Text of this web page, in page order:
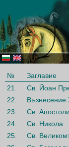
№
Заглавие
21.
Св. Йоан
22.
Възнесение
23.
Св.
24.
Св. Никола
25.
Св.